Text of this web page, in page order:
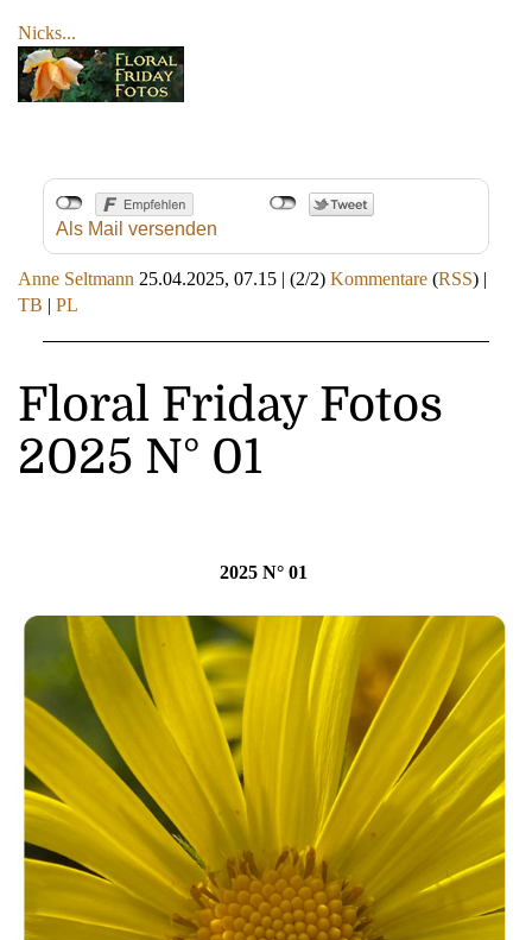
Nicks...
Als Mail versenden
Anne Seltmann 25.04.2025, 07.15 | (2/2) Kommentare (RSS) |
TB | PL
Floral Friday Fotos
2025 N° 01
2025 N° 01